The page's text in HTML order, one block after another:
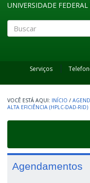
UNIVERSIDADE
Serviços
INÍCIO /
ALTA EFICIÊNCIA (HPLC-DAD-RID)
Agendamentos